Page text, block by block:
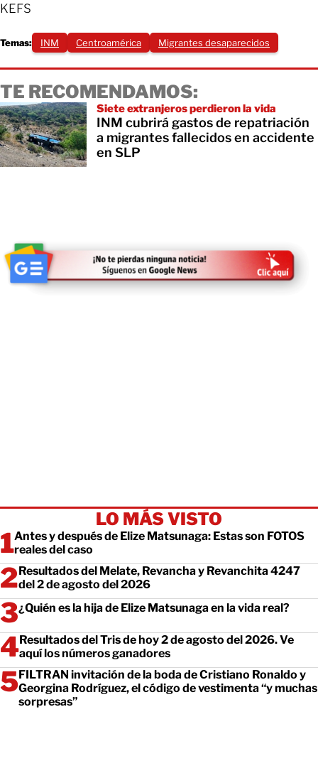
KEFS
Temas: INM Centroamérica Migrantes desaparecidos
TE RECOMENDAMOS:
Siete extranjeros perdieron la vida
INM cubrirá gastos de repatriación
a migrantes fallecidos en accidente
en SLP
LO MÁS VISTO
Antes y después de Elize Matsunaga: Estas son FOTOS
reales del caso
Resultados del Melate, Revancha y Revanchita 4247
del 2 de agosto del 2026
¿Quién es la hija de Elize Matsunaga en la vida real?
Resultados del Tris de hoy 2 de agosto del 2026. Ve
aquí los números ganadores
FILTRAN invitación de la boda de Cristiano Ronaldo y
Georgina Rodríguez, el código de vestimenta “y muchas
sorpresas”